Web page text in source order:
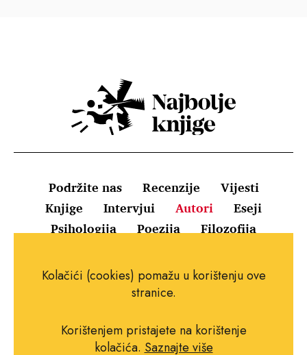
Podržite nas Recenzije
Vijesti
Knjige
Intervjui Autori
Eseji
Psihologija
Poezija Filozofija
Uvjeti korištenja
Pravila o kolačićima
Impressum
Kolačići (cookies) pomažu u korištenju ove
stranice.
Korištenjem pristajete na korištenje
kolačića. Saznajte više